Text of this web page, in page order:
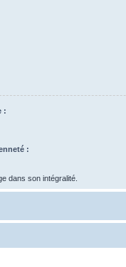
:
:
dans son intégralité.